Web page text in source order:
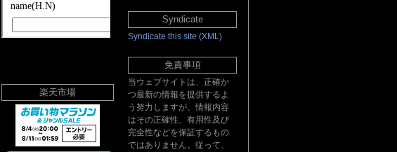
楽天市場
Syndicate
Syndicate this site (XML)
免責事項
当ウェブサイトは、正確か
つ最新の情報を提供するよ
う努力しますが、情報内容
はその正確性、有用性及び
完全性などを保証するもの
ではありません。従って、